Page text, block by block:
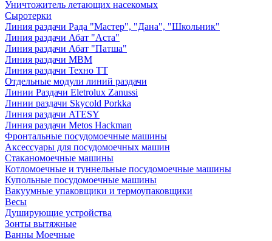
Уничтожитель летающих насекомых
Сыротерки
Линия раздачи Рада "Мастер", "Дана", "Школьник"
Линия раздачи Абат "Аста"
Линия раздачи Абат "Патша"
Линия раздачи МВМ
Линия раздачи Техно ТТ
Отдельные модули линий раздачи
Линии Раздачи Eletrolux Zanussi
Линии раздачи Skycold Porkka
Линия раздачи ATESY
Линия раздачи Metos Hackman
Фронтальные посудомоечные машины
Аксессуары для посудомоечных машин
Стаканомоечные машины
Котломоечные и туннельные посудомоечные машины
Купольные посудомоечные машины
Вакуумные упаковщики и термоупаковщики
Весы
Душирующие устройства
Зонты вытяжные
Ванны Моечные